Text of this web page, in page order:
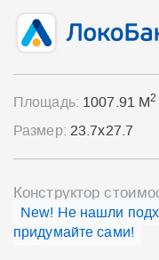
Площадь: 1007.91 М2
Размер: 23.7x27.7
Конструктор
New! Не нашли
придумайте сами!